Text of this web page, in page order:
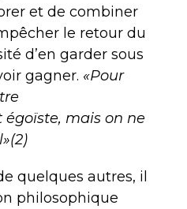
et de combiner
le retour du
d’en garder sous
gagner. «Pour
mais on ne
quelques autres, il
philosophique